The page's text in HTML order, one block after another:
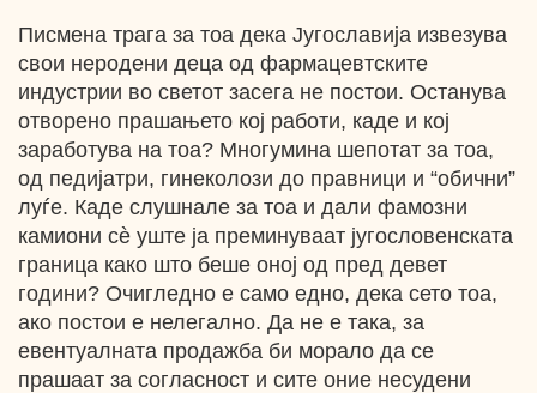
Писмена трага за тоа дека Југославија извезува
свои неродени деца од фармацевтските
индустрии во светот засега не постои. Останува
отворено прашањето кој работи, каде и кој
заработува на тоа? Многумина шепотат за тоа,
од педијатри, гинеколози до правници и “обични”
луѓе. Каде слушнале за тоа и дали фамозни
камиони cѐ уште ја преминуваат југословенската
граница како што беше оној од пред девет
години? Очигледно е само едно, дека сето тоа,
ако постои е нелегално. Да не е така, за
евентуалната продажба би морало да се
прашаат за согласност и сите оние несудени